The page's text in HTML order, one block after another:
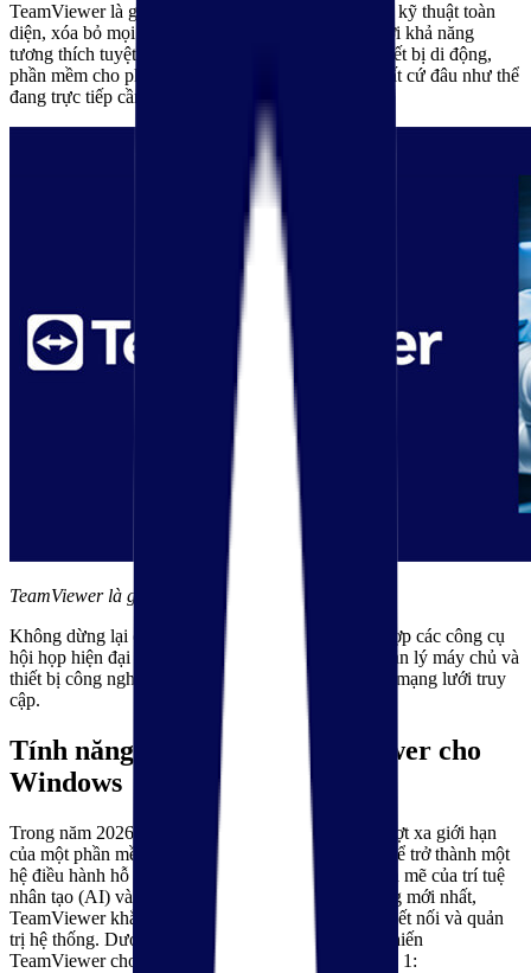
TeamViewer là giải pháp điều khiển từ xa và hỗ trợ kỹ thuật toàn
diện, xóa bỏ mọi rào cản về khoảng cách địa lý. Với khả năng
tương thích tuyệt vời trên đa nền tảng từ PC đến thiết bị di động,
phần mềm cho phép bạn làm chủ mọi hệ thống ở bất cứ đâu như thể
đang trực tiếp cầm máy.
TeamViewer là gì?
Không dừng lại ở đó, TeamViewer 2026 còn tích hợp các công cụ
hội họp hiện đại và khả năng kết nối từ xa, giúp quản lý máy chủ và
thiết bị công nghiệp một cách an toàn tuyệt đối qua mạng lưới truy
cập.
Tính năng nổi bật của Teamviewer cho
Windows
Trong năm 2026, TeamViewer cho Windows đã vượt xa giới hạn
của một phần mềm điều khiển từ xa thông thường để trở thành một
hệ điều hành hỗ trợ toàn diện. Với sự tích hợp mạnh mẽ của trí tuệ
nhân tạo (AI) và tối ưu hóa cho các dòng phần cứng mới nhất,
TeamViewer khẳng định vị thế dẫn đầu trong việc kết nối và quản
trị hệ thống. Dưới đây là những tính năng nổi bật khiến
TeamViewer cho Windows trở thành sự lựa chọn số 1: